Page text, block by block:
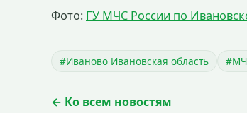
Фото: ГУ МЧС России по
#Иваново Ивановская область
← Ко всем новостям